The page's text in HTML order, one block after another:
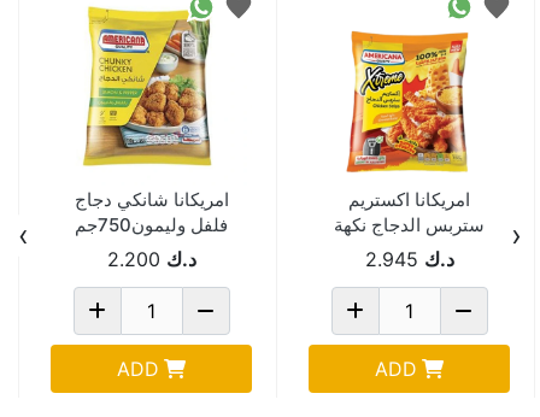
امريكانا اكستريم
ستربس الدجاج نكهة
الجبنة 700 جم
د.ك 2.945
ADD
امريكانا شانكي دجاج
فلفل وليمون750جم
د.ك 2.200
ADD
‹
›